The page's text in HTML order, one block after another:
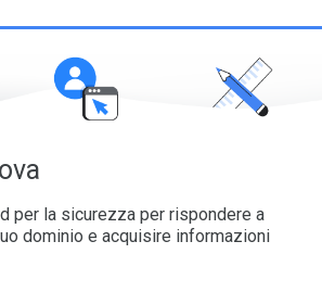
per la sicurezza per rispondere a
dominio e acquisire informazioni